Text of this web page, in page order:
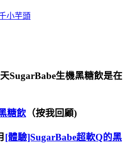
小芋頭
SugarBabe生機黑糖飲是在
糖飲 （按我回顧)
[體驗]SugarBabe超軟Q的黑